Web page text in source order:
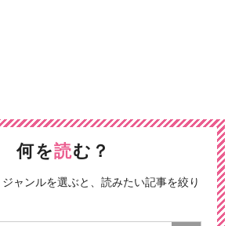
何を読む？
ャンルを選ぶと、読みたい記事を絞り